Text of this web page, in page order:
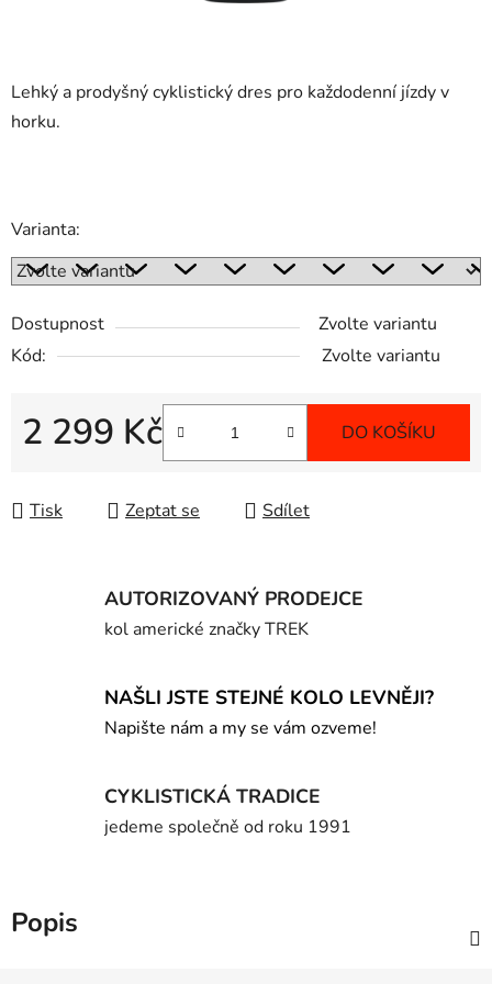
Lehký a prodyšný cyklistický dres pro každodenní jízdy v
horku.
Varianta:
Dostupnost
Zvolte variantu
Kód:
Zvolte variantu
2 299 Kč DO KOŠÍKU
Tisk Zeptat se Sdílet
AUTORIZOVANÝ PRODEJCE
kol americké značky TREK
NAŠLI JSTE STEJNÉ KOLO LEVNĚJI?
Napište nám a my se vám ozveme!
CYKLISTICKÁ TRADICE
jedeme společně od roku 1991
Popis